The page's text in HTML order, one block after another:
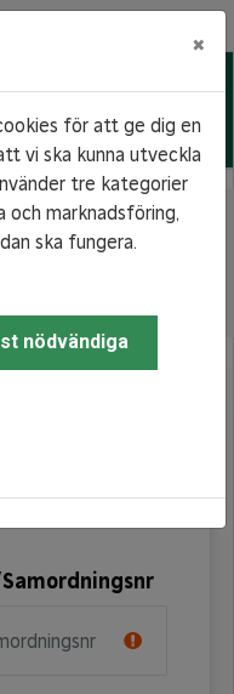
dig
kommer ske
×
för att ge dig en
vi ska kunna utveckla
tre kategorier
och marknadsföring,
ska fungera.
nödvändiga